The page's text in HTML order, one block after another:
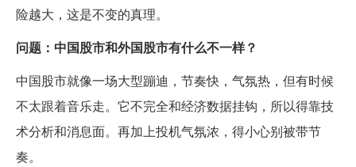
险越大，这是不变的真理。
问题：中国股市和外国股市有什么不一样？
中国股市就像一场大型蹦迪，节奏快，气氛热，但有时候
不太跟着音乐走。它不完全和经济数据挂钩，所以得靠技
术分析和消息面。再加上投机气氛浓，得小心别被带节
奏。